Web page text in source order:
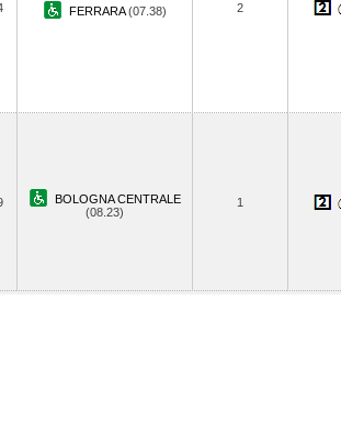
FERRARA(07.38) 2
BOLOGNA CENTRALE
(08.23)
1